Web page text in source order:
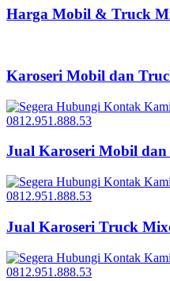
Harga Mobil & Truck
Karoseri Mobil dan
Jual Karoseri Mobil
Jual Karoseri Truck